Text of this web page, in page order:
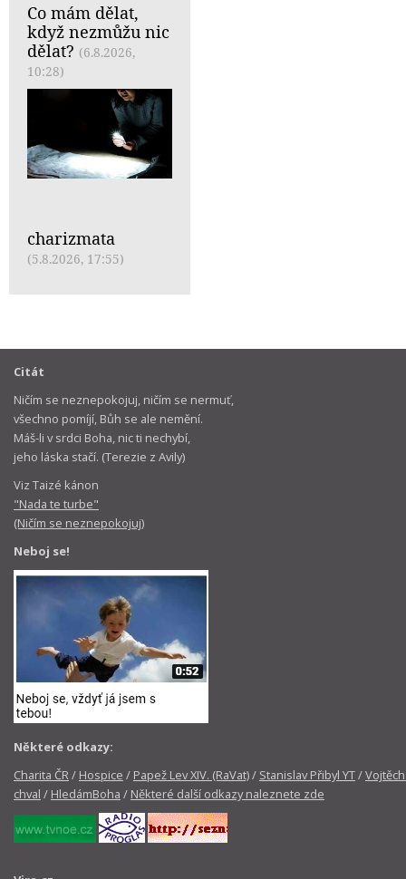
Co mám dělat,
když nezmůžu nic
dělat? (6.8.2026,
10:28)
charizmata
(5.8.2026, 17:55)
Citát
Ničím se neznepokojuj, ničím se nermuť,
všechno pomíjí, Bůh se ale nemění.
Máš-li v srdci Boha, nic ti nechybí,
jeho láska stačí. (Terezie z Avily)
Viz Taizé kánon
"Nada te turbe"
(Ničím se neznepokojuj)
Neboj se!
Některé odkazy:
Charita ČR/ Hospice / Papež Lev XIV. (RaVat)/ Stanislav Přibyl YT/
chval / HledámBoha / Některé další odkazy naleznete zde